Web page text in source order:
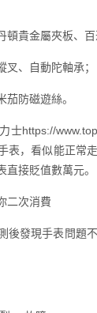
貴金屬夾板、百
、自動陀軸承；
防磁遊絲。
士https://
表，看似能正常
接貶值數萬元。
二次消費
後發現手表問題